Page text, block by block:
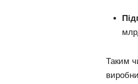
Таким